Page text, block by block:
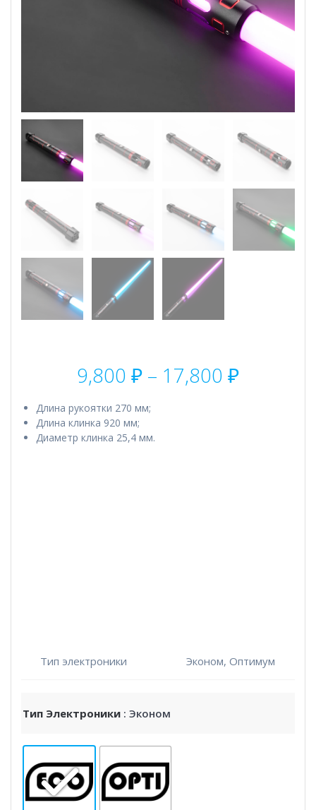
9,800 ₽ – 17,800 ₽
Длина рукоятки 270 мм;
Длина клинка 920 мм;
Диаметр клинка 25,4 мм.
Тип электроники Эконом, Оптимум
Тип Электроники : Эконом